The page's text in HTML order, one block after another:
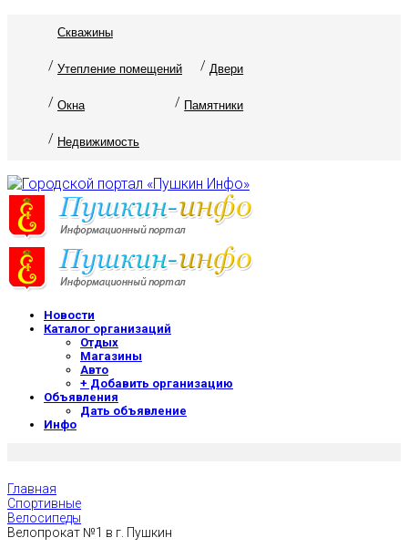
Скважины
Утепление помещений Двери
Окна Памятники
Недвижимость
Новости
Каталог организаций
Отдых
Магазины
Авто
+ Добавить организацию
Объявления
Дать объявление
Инфо
Главная
Спортивные
Велосипеды
Велопрокат №1 в г. Пушкин